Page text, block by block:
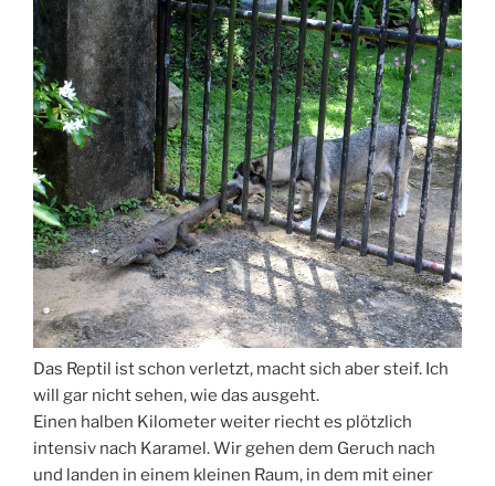
Das Reptil ist schon verletzt, macht sich aber steif. Ich
will gar nicht sehen, wie das ausgeht.
Einen halben Kilometer weiter riecht es plötzlich
intensiv nach Karamel. Wir gehen dem Geruch nach
und landen in einem kleinen Raum, in dem mit einer